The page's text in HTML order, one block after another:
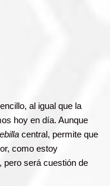
al igual que la
hoy en día. Aunque
central, permite que
como estoy
pero será cuestión de